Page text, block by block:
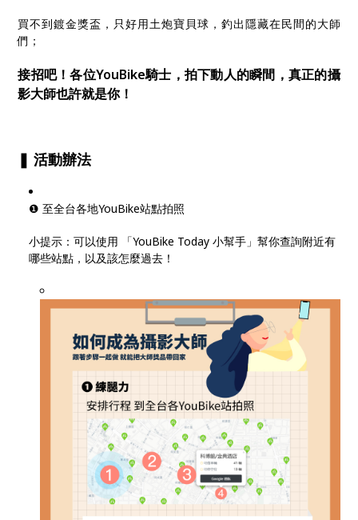
買不到鍍金獎盃，只好用土炮寶貝球，釣出隱藏在民間的大師
們；
接招吧！各位YouBike騎士，拍下動人的瞬間，真正的攝
影大師也許就是你！
❚ 活動辦法
❶ 至全台各地YouBike站點拍照
小提示：可以使用 「YouBike Today 小幫手」幫你查詢附近有
哪些站點，以及該怎麼過去！